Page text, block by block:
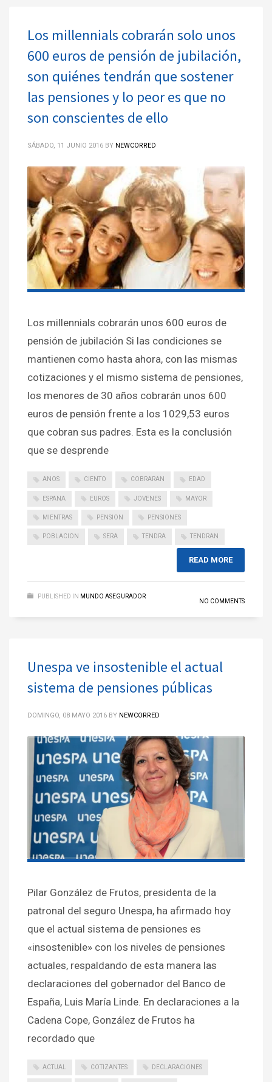
Los millennials cobrarán solo unos
600 euros de pensión de jubilación,
son quiénes tendrán que sostener
las pensiones y lo peor es que no
son conscientes de ello
SÁBADO, 11 JUNIO 2016 BY NEWCORRED
Los millennials cobrarán unos 600 euros de
pensión de jubilación Si las condiciones se
mantienen como hasta ahora, con las mismas
cotizaciones y el mismo sistema de pensiones,
los menores de 30 años cobrarán unos 600
euros de pensión frente a los 1029,53 euros
que cobran sus padres. Esta es la conclusión
que se desprende
ANOS CIENTO COBRARAN EDAD
ESPANA EUROS JOVENES MAYOR
MIENTRAS PENSION PENSIONES
POBLACION SERA TENDRA TENDRAN
READ MORE
PUBLISHED IN MUNDO ASEGURADOR
NO COMMENTS
Unespa ve insostenible el actual
sistema de pensiones públicas
DOMINGO, 08 MAYO 2016 BY NEWCORRED
Pilar González de Frutos, presidenta de la
patronal del seguro Unespa, ha afirmado hoy
que el actual sistema de pensiones es
«insostenible» con los niveles de pensiones
actuales, respaldando de esta manera las
declaraciones del gobernador del Banco de
España, Luis María Linde. En declaraciones a la
Cadena Cope, González de Frutos ha
recordado que
ACTUAL COTIZANTES DECLARACIONES